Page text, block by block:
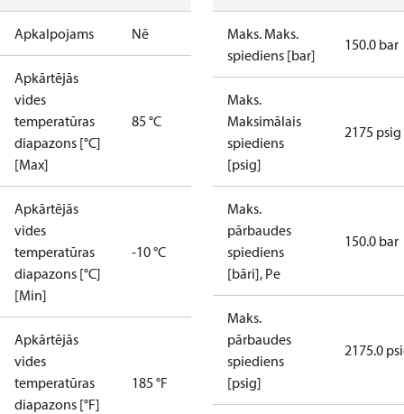
Apkalpojams Nē
Apkārtējās
vides
temperatūras
diapazons [°C]
[Max]
85 °C
Apkārtējās
vides
temperatūras
diapazons [°C]
[Min]
-10 °C
Apkārtējās
vides
temperatūras
diapazons [°F]
185 °F
Maks. Maks.
spiediens [bar]
150.0 bar
Maks.
Maksimālais
spiediens
[psig]
2175 psig
Maks.
pārbaudes
spiediens
[bāri], Pe
150.0 bar
Maks.
pārbaudes
spiediens
[psig]
2175.0